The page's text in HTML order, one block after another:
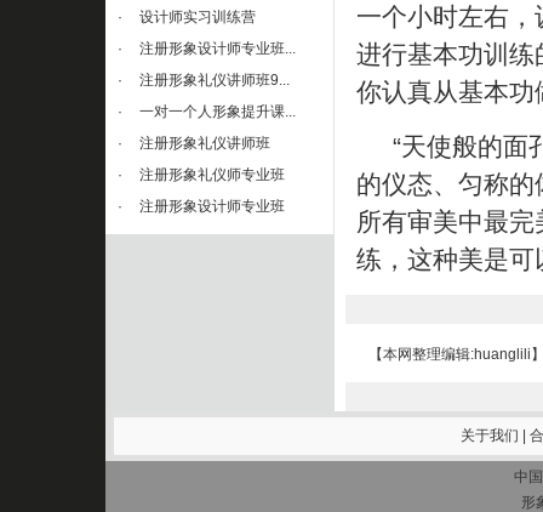
·
设计师实习训练营
·
注册形象设计师专业班...
·
注册形象礼仪讲师班9...
·
一对一个人形象提升课...
·
注册形象礼仪讲师班
·
注册形象礼仪师专业班
·
注册形象设计师专业班
一个小时左右
进行基本功训
你认真从基本
“天使般的面
的仪态、匀称
所有审美中最
练，这种美是可
【本网整理编辑:huanglili
关于我们
中
形